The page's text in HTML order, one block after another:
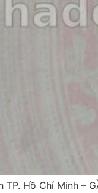
Hồ Chí Minh –